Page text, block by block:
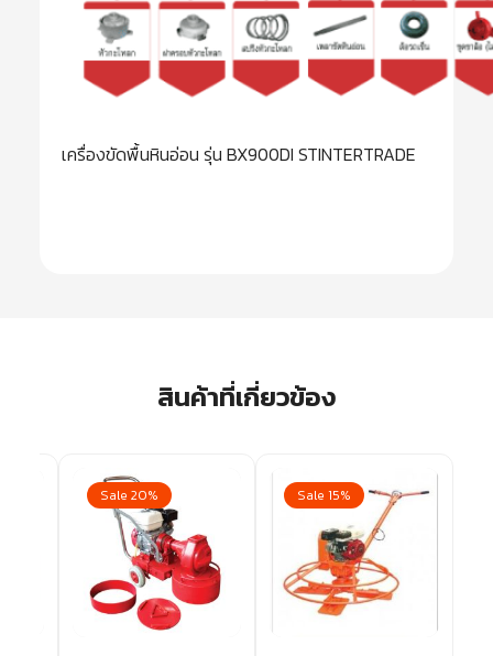
เครื่องขัดพื้นหินอ่อน รุ่น BX900DI STINTERTRADE
สินค้าที่เกี่ยวข้อง
Sale 20% Sale 15%